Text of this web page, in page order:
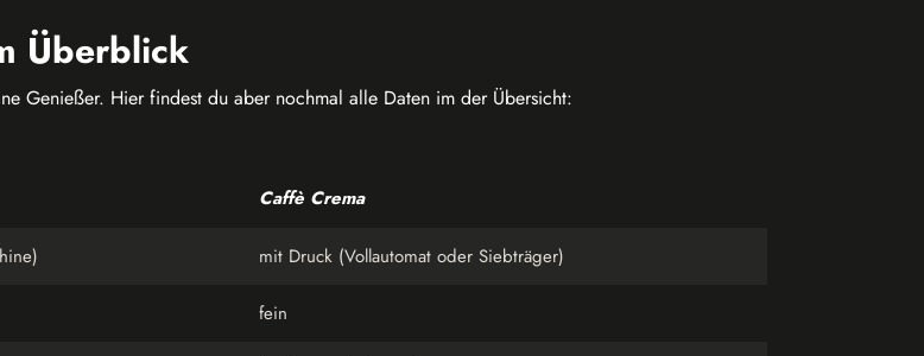
Überblick
Genießer. Hier findest du aber nochmal alle Daten im der Übersicht:
Caffè Crema
mit Druck (Vollautomat oder Siebträger)
fein